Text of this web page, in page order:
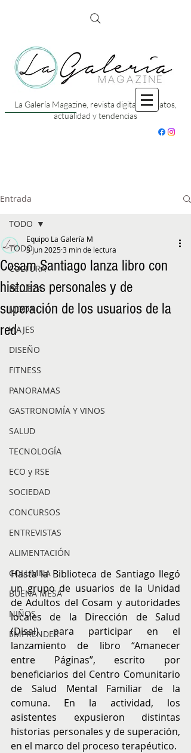
La Galería Magazine, revista digital con datos,
actualidad y tendencias
Entrada
TODO
CULTURA
BELLEZA
MODA
VIAJES
DISEÑO
FITNESS
PANORAMAS
GASTRONOMÍA Y VINOS
SALUD
TECNOLOGÍA
ECO y RSE
SOCIEDAD
CONCURSOS
ENTREVISTAS
ALIMENTACIÓN
COLUMNA
BUENA MESA
NIÑOS
EMPRENDER
TODO
Cosam Santiago lanza libro con
historias personales y de
superación de los usuarios de la
red
Equipo La Galería M
3 jun 20253 min de lectura
Hasta la Biblioteca de Santiago llegó
un grupo de usuarios de la Unidad
de Adultos del Cosam y autoridades
locales de la Dirección de Salud
(Disal) para participar en el
lanzamiento de libro “Amanecer
entre Páginas”, escrito por
beneficiarios del Centro Comunitario
de Salud Mental Familiar de la
comuna. En la actividad, los
asistentes expusieron distintas
historias personales y de superación,
en el marco del proceso terapéutico.